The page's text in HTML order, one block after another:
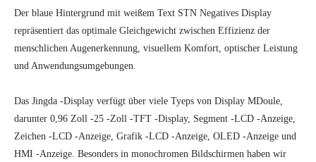
Der blaue Hintergrund mit weißem Text STN Negatives Display
repräsentiert das optimale Gleichgewicht zwischen Effizienz der
menschlichen Augenerkennung, visuellem Komfort, optischer Leistung
und Anwendungsumgebungen.
Das Jingda -Display verfügt über viele Tyeps von Display MDoule,
darunter 0,96 Zoll -25 -Zoll -TFT -Display, Segment -LCD -Anzeige,
Zeichen -LCD -Anzeige, Grafik -LCD -Anzeige, OLED -Anzeige und
HMI -Anzeige. Besonders in monochromen Bildschirmen haben wir